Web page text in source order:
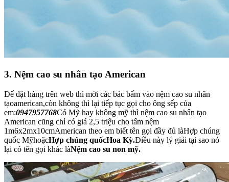
3. Nệm cao su nhân tạo American
Để đặt hàng trên web thì mời các bác bấm vào nệm cao su nhân
tạoamerican,còn không thì lại tiếp tục gọi cho ông sếp của
em:0947957768Có Mỹ hay không mỹ thì nệm cao su nhân tạo
American cũng chỉ có giá 2,5 triệu cho tấm nệm
1m6x2mx10cmAmerican theo em biết tên gọi đầy đủ làHợp chúng
quốc MỹhoặcHợp chúng quốcHoa Kỳ.Điều này lý giải tại sao nó
lại có tên gọi khác làNệm cao su non mỹ.